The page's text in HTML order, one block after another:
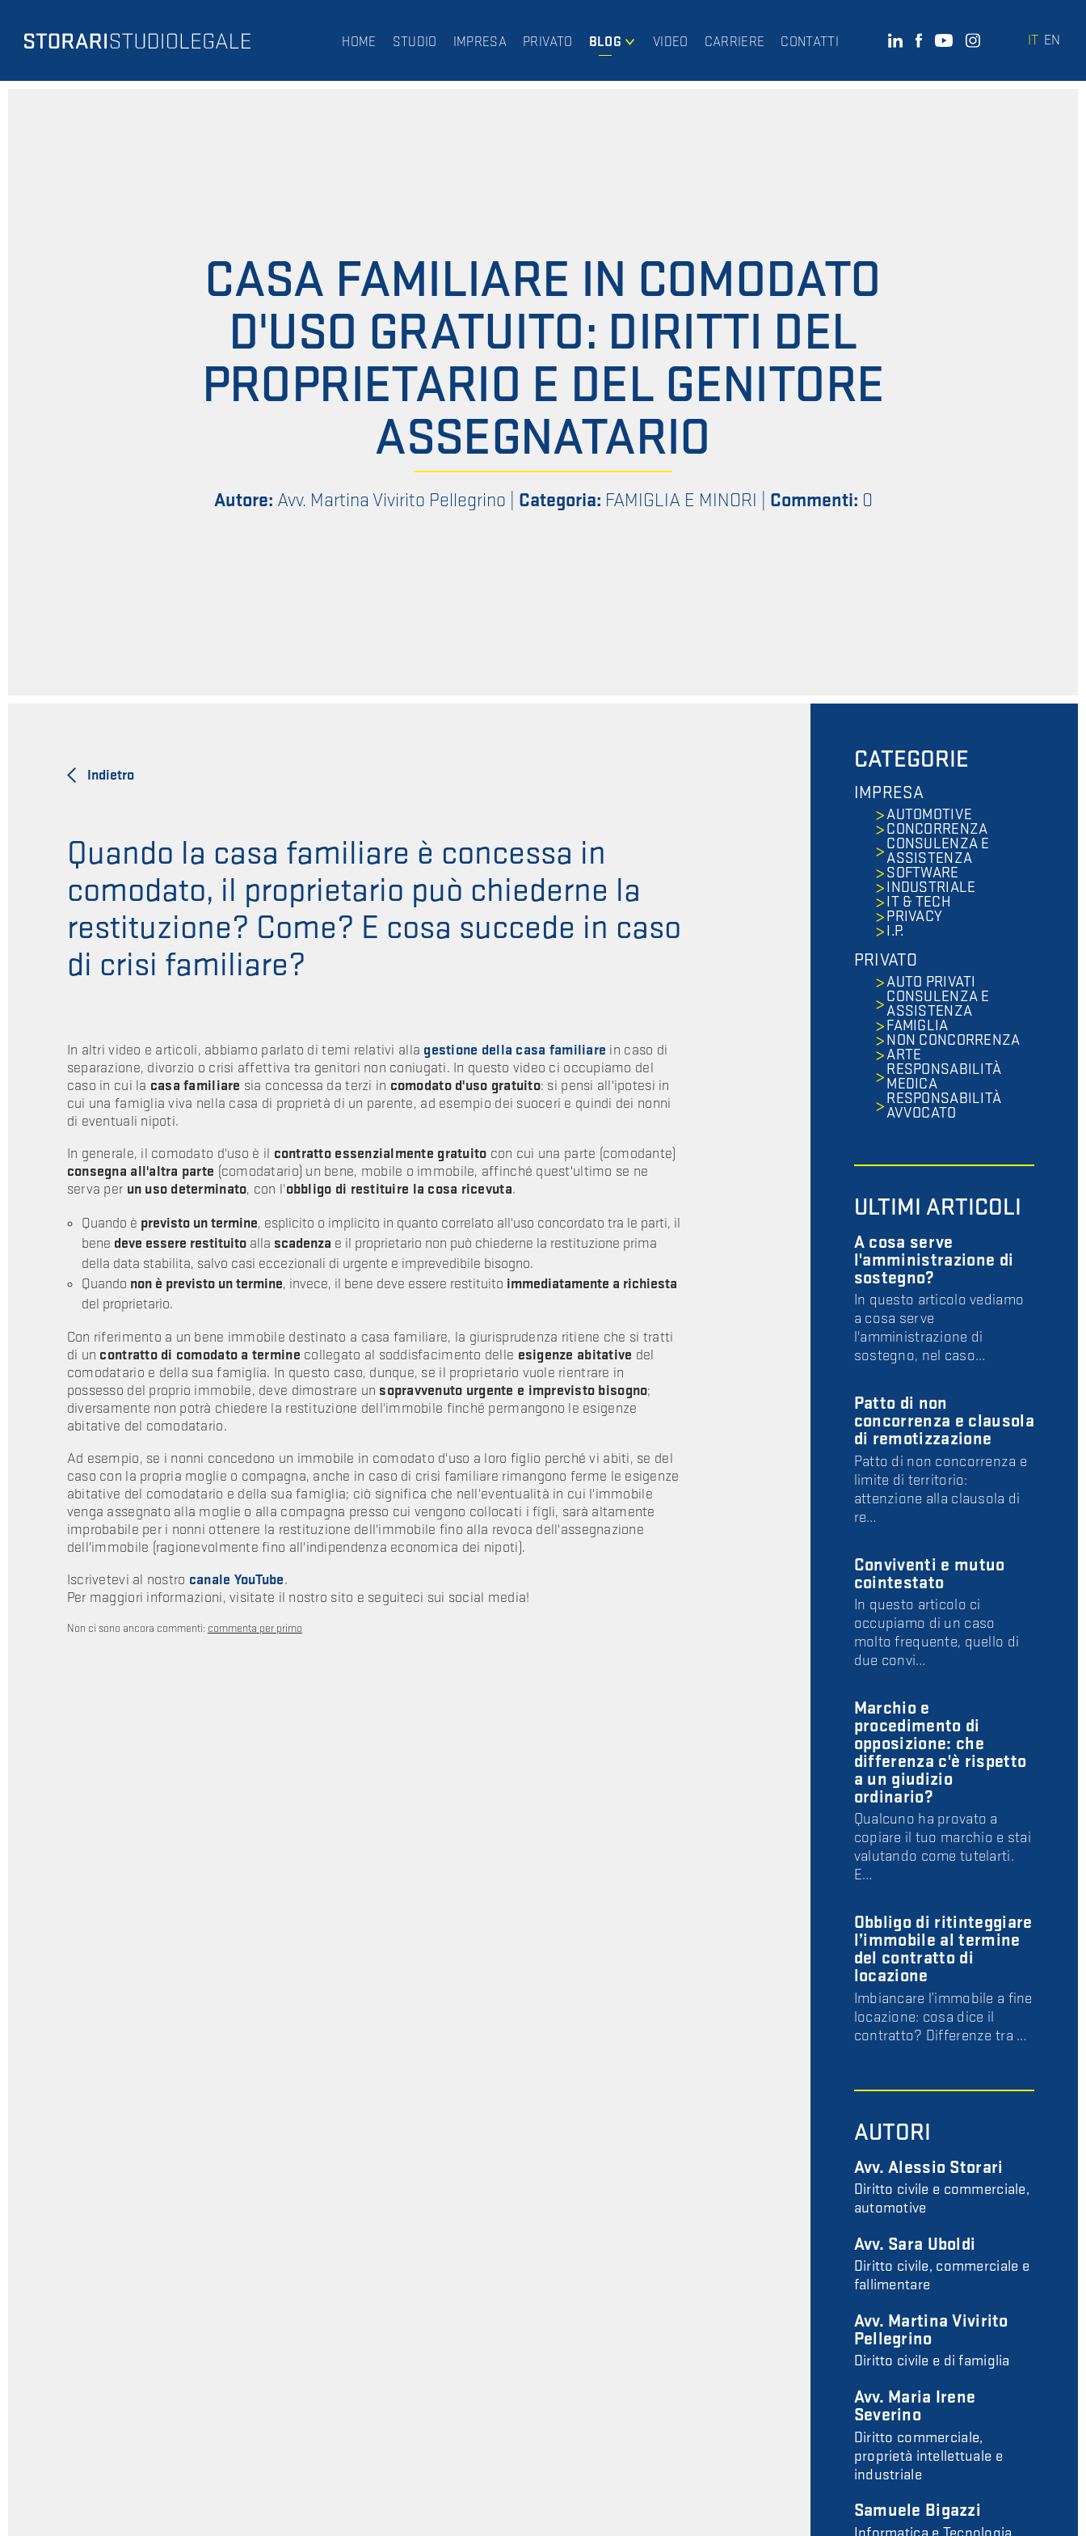
HOME STUDIO IMPRESA PRIVATO BLOG
IMPRESA
VIDEO CARRIERE CONTATTI IT EN
CASA FAMILIARE IN COMODATO
D'USO GRATUITO: DIRITTI DEL
PROPRIETARIO E DEL GENITORE
ASSEGNATARIO
Autore: Avv. Martina Vivirito Pellegrino Categoria: FAMIGLIA E MINORI Commenti: 0
Indietro
Quando la casa familiare è concessa in
comodato, il proprietario può chiederne la
restituzione? Come? E cosa succede in caso
di crisi familiare?
In altri video e articoli, abbiamo parlato di temi relativi alla gestione della casa familiare in caso di
separazione, divorzio o crisi affettiva tra genitori non coniugati. In questo video ci occupiamo del
caso in cui la casa familiare sia concessa da terzi in comodato d'uso gratuito: si pensi all'ipotesi in
cui una famiglia viva nella casa di proprietà di un parente, ad esempio dei suoceri e quindi dei nonni
di eventuali nipoti.
In generale, il comodato d'uso è il contratto essenzialmente gratuito con cui una parte (comodante)
consegna all'altra parte (comodatario) un bene, mobile o immobile, affinché quest'ultimo se ne
serva per un uso determinato, con l'obbligo di restituire la cosa ricevuta.
Quando è previsto un termine, esplicito o implicito in quanto correlato all'uso concordato tra le parti, il
bene deve essere restituitoalla scadenza e il proprietario non può chiederne la restituzione prima
della data stabilita, salvo casi eccezionali di urgente e imprevedibile bisogno.
Quando non è previsto un termine, invece, il bene deve essere restituito immediatamente a richiesta
del proprietario.
Con riferimento a un bene immobile destinato a casa familiare, la giurisprudenza ritiene che si tratti
di un contratto di comodato a termine collegato al soddisfacimento delle esigenze abitative del
comodatario e della sua famiglia. In questo caso, dunque, se il proprietario vuole rientrare in
possesso del proprio immobile, deve dimostrare un sopravvenuto urgente e imprevisto bisogno;
diversamente non potrà chiedere la restituzione dell'immobile finché permangono le esigenze
abitative del comodatario.
Ad esempio, se i nonni concedono un immobile in comodato d'uso a loro figlio perché vi abiti, se del
caso con la propria moglie o compagna, anche in caso di crisi familiare rimangono ferme le esigenze
abitative del comodatario e della sua famiglia; ciò significa che nell'eventualità in cui l'immobile
venga assegnato alla moglie o alla compagna presso cui vengono collocati i figli, sarà altamente
improbabile per i nonni ottenere la restituzione dell'immobile fino alla revoca dell'assegnazione
dell'immobile (ragionevolmente fino all'indipendenza economica dei nipoti).
Iscrivetevi al nostro canale YouTube.
Per maggiori informazioni, visitate il nostro sito e seguiteci sui social media!
Non ci sono ancora commenti: commenta per primo
CATEGORIE
IMPRESA
AUTOMOTIVE
CONCORRENZA
CONSULENZA E
ASSISTENZA
SOFTWARE
INDUSTRIALE
IT & TECH
PRIVACY
I.P.
PRIVATO
AUTO PRIVATI
CONSULENZA E
ASSISTENZA
FAMIGLIA
NON CONCORRENZA
ARTE
RESPONSABILITÀ
MEDICA
RESPONSABILITÀ
AVVOCATO
ULTIMI ARTICOLI
A cosa serve
l'amministrazione di
sostegno?
In questo articolo vediamo
a cosa serve
l'amministrazione di
sostegno, nel caso…
Patto di non
concorrenza e clausola
di remotizzazione
Patto di non concorrenza e
limite di territorio:
attenzione alla clausola di
re…
Conviventi e mutuo
cointestato
In questo articolo ci
occupiamo di un caso
molto frequente, quello di
due convi…
Marchio e
procedimento di
opposizione: che
differenza c'è rispetto
a un giudizio
ordinario?
Qualcuno ha provato a
copiare il tuo marchio e stai
valutando come tutelarti.
E…
Obbligo di ritinteggiare
l’immobile al termine
del contratto di
locazione
Imbiancare l’immobile a fine
locazione: cosa dice il
contratto? Differenze tra …
AUTORI
Avv. Alessio Storari
Diritto civile e commerciale,
automotive
Avv. Sara Uboldi
Diritto civile, commerciale e
fallimentare
Avv. Martina Vivirito
Pellegrino
Diritto civile e di famiglia
Avv. Maria Irene
Severino
Diritto commerciale,
proprietà intellettuale e
industriale
Samuele Bigazzi